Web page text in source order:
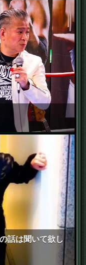
話は聞いて欲し